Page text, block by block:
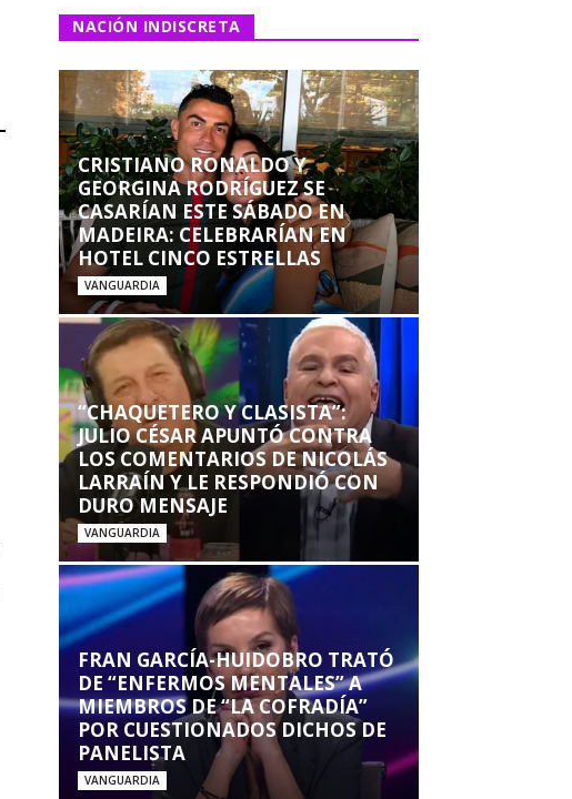
NACIÓN INDISCRETA
CRISTIANO RONALDO Y
GEORGINA RODRÍGUEZ SE
CASARÍAN ESTE SÁBADO EN
MADEIRA: CELEBRARÍAN EN
HOTEL CINCO ESTRELLAS
VANGUARDIA
“CHAQUETERO Y CLASISTA”:
JULIO CÉSAR APUNTÓ CONTRA
LOS COMENTARIOS DE NICOLÁS
LARRAÍN Y LE RESPONDIÓ CON
DURO MENSAJE
VANGUARDIA
FRAN GARCÍA-HUIDOBRO TRATÓ
DE “ENFERMOS MENTALES” A
MIEMBROS DE “LA COFRADÍA”
POR CUESTIONADOS DICHOS DE
PANELISTA
VANGUARDIA